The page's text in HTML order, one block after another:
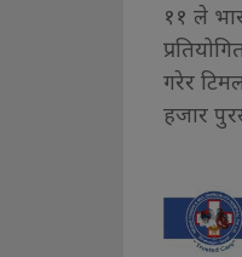
११ ले
गरेर
हजार